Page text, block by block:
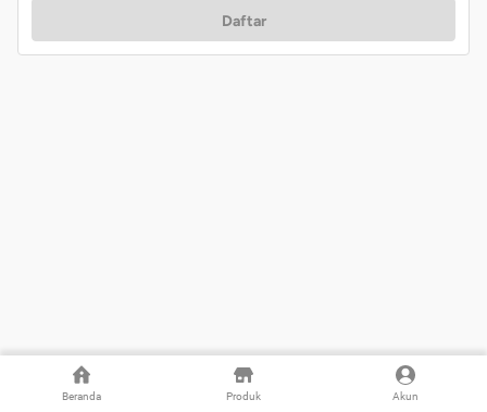
Beranda Produk Akun
Daftar